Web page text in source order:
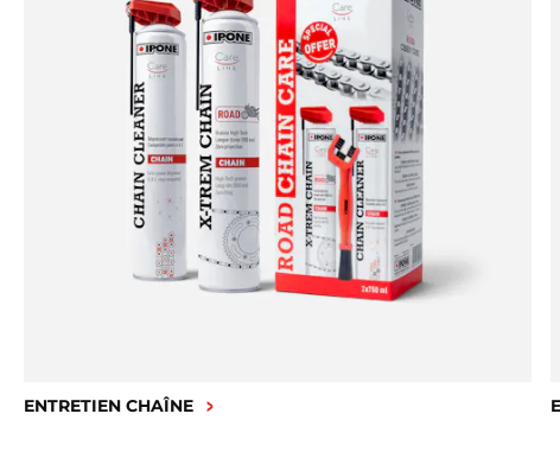
ENTRETIEN CHAÎNE